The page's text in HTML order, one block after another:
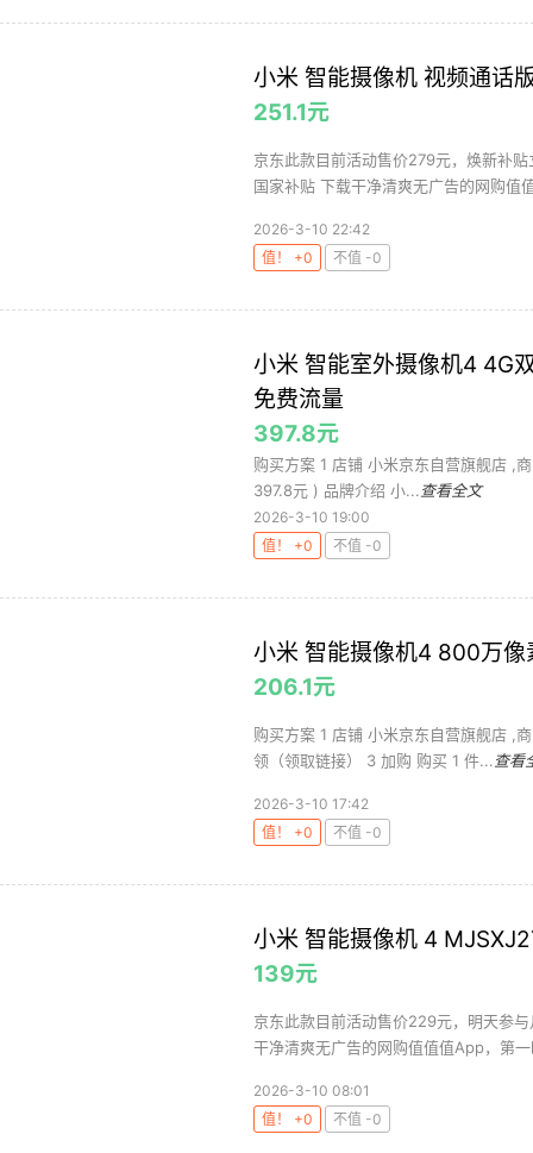
小米 智能摄像机 视频通话
251.1元
京东此款目前活动售价279元，焕新补
国家补贴 下载干净清爽无广告的网购值
2026-3-10 22:42
值！ +0
不值 -0
小米 智能室外摄像机4 4G
免费流量
397.8元
购买方案 1 店铺 小米京东自营旗舰店 ,
397.8元 ) 品牌介绍 小... 查看全文
2026-3-10 19:00
值！ +0
不值 -0
小米 智能摄像机4 800万像
206.1元
购买方案 1 店铺 小米京东自营旗舰店 ,
领（领取链接） 3 加购 购买 1 件... 查看
2026-3-10 17:42
值！ +0
不值 -0
小米 智能摄像机 4
139元
京东此款目前活动售价229元，明天参
干净清爽无广告的网购值值值App，第
2026-3-10 08:01
值！ +0
不值 -0